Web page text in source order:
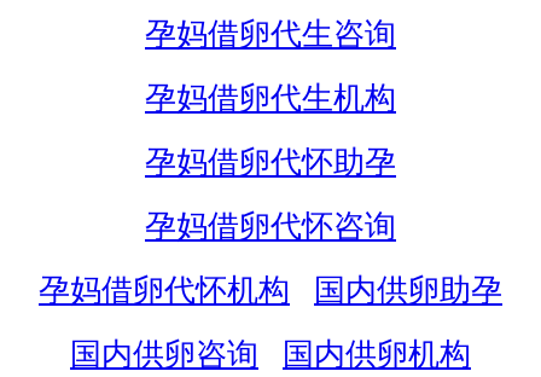
孕妈借卵代生咨询
孕妈借卵代生机构
孕妈借卵代怀助孕
孕妈借卵代怀咨询
孕妈借卵代怀机构
国内供卵助孕
国内供卵咨询
国内供卵机构